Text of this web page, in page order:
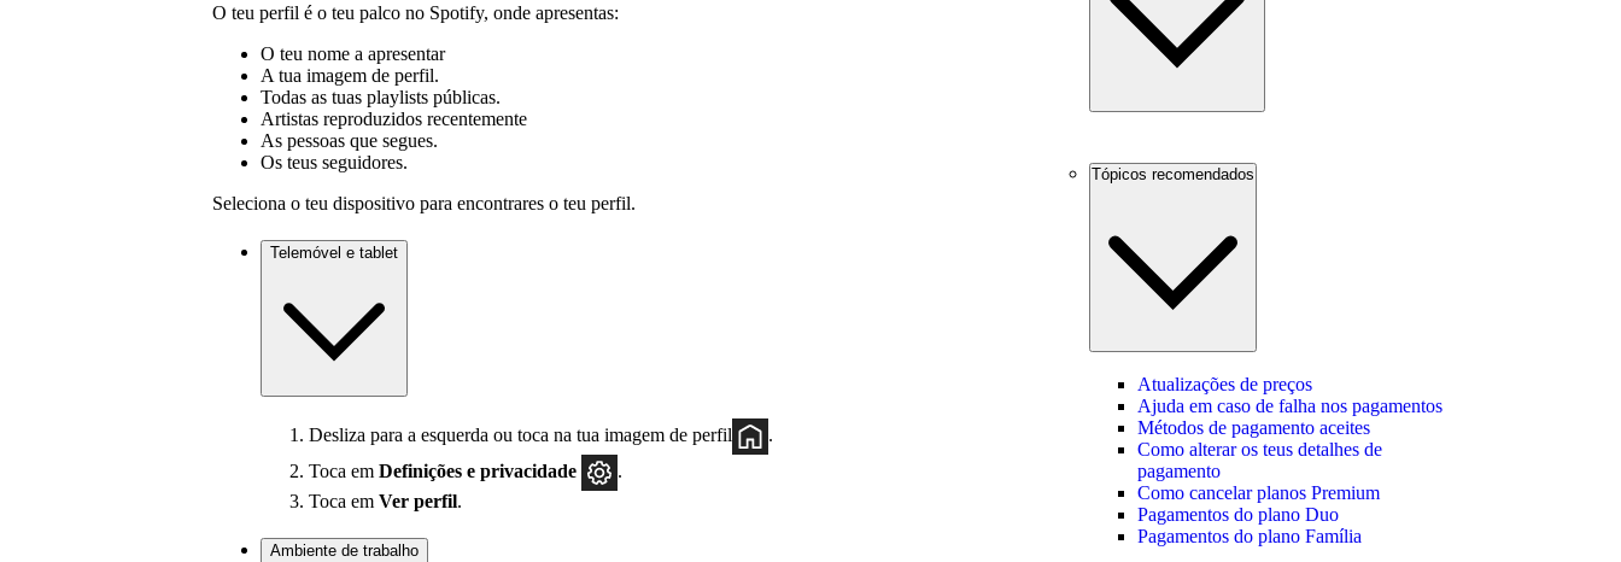
O teu perfil é o teu palco no Spotify, onde apresentas:
O teu nome a apresentar
A tua imagem de perfil.
Todas as tuas playlists públicas.
Artistas reproduzidos recentemente
As pessoas que segues.
Os teus seguidores.
Seleciona o teu dispositivo para encontrares o teu perfil.
Telemóvel e tablet
Desliza para a esquerda ou toca na tua imagem de perfil
.
Toca em Definições e privacidade
.
Toca em Ver perfil.
Ambiente de trabalho
Tópicos recomendados
Atualizações de preços
Ajuda em caso de falha nos pagamentos
Métodos de pagamento aceites
Como alterar os teus detalhes de
pagamento
Como cancelar planos Premium
Pagamentos do plano Duo
Pagamentos do plano Família